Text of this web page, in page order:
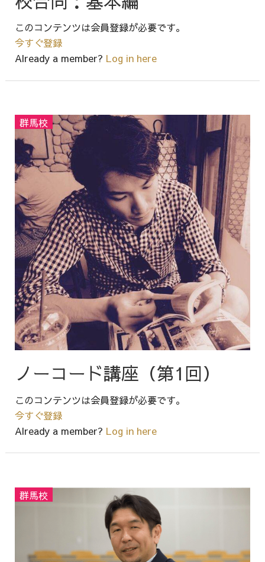
このコンテンツは会員登録が必要です。
今すぐ登録
Already a member? Log in here
ノーコード講座（第1回）
このコンテンツは会員登録が必要です。
今すぐ登録
Already a member? Log in here